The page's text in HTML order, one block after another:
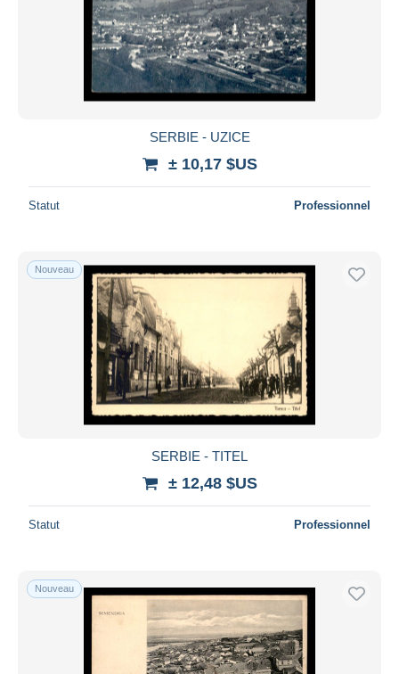
SERBIE - UZICE
± 10,17 $US
Statut Professionnel
Nouveau
SERBIE - TITEL
± 12,48 $US
Statut Professionnel
Nouveau